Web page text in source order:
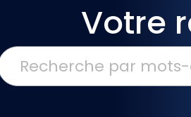
Votre